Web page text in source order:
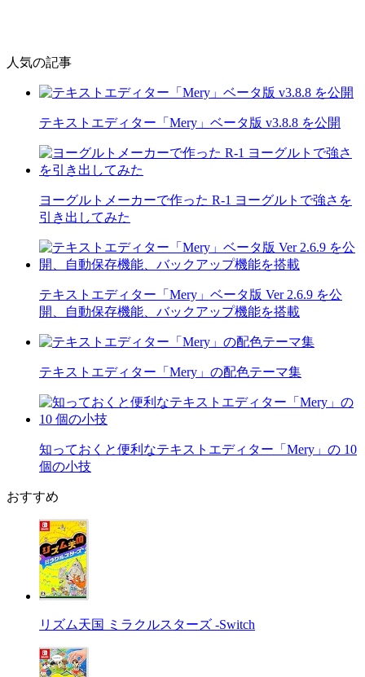
人気の記事
テキストエディター「Mery」ベータ版 v3.8.8 を公開
ヨーグルトメーカーで作った R-1 ヨーグルトで強さを
引き出してみた
テキストエディター「Mery」ベータ版 Ver 2.6.9 を公
開、自動保存機能、バックアップ機能を搭載
テキストエディター「Mery」の配色テーマ集
知っておくと便利なテキストエディター「Mery」の 10
個の小技
おすすめ
リズム天国 ミラクルスターズ -Switch